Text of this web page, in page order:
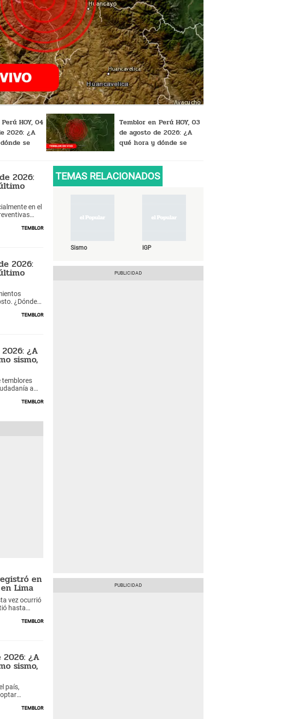
HOY, 04
2026: ¿A
se
Temblor en Perú HOY, 03
de agosto de 2026: ¿A
qué hora y dónde se
2026:
en el
Temblor
2026:
¿Dónde
Temblor
¿A
sismo,
temblores
a
Temblor
en
Lima
vez ocurrió
hasta
Temblor
¿A
sismo,
país,
Temblor
TEMAS RELACIONADOS
Sismo IGP